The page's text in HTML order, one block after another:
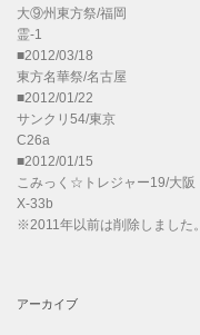
大⑨州東方祭/福岡
霊-1
■2012/03/18
東方名華祭/名古屋
■2012/01/22
サンクリ54/東京
C26a
■2012/01/15
こみっく☆トレジャー19/大阪
X-33b
※2011年以前は削除しました。
アーカイブ